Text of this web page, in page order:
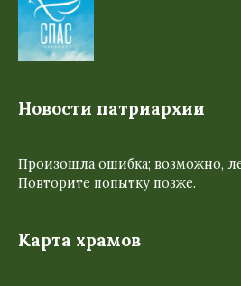
Новости патриархии
Произошла ошибка; возможно,
Повторите попытку позже.
Карта храмов